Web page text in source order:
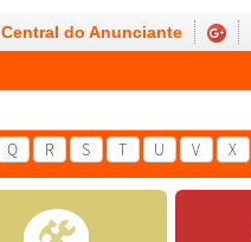
Central do Anunciante
Q R S T U V X